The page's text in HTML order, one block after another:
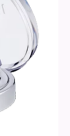
öffnen